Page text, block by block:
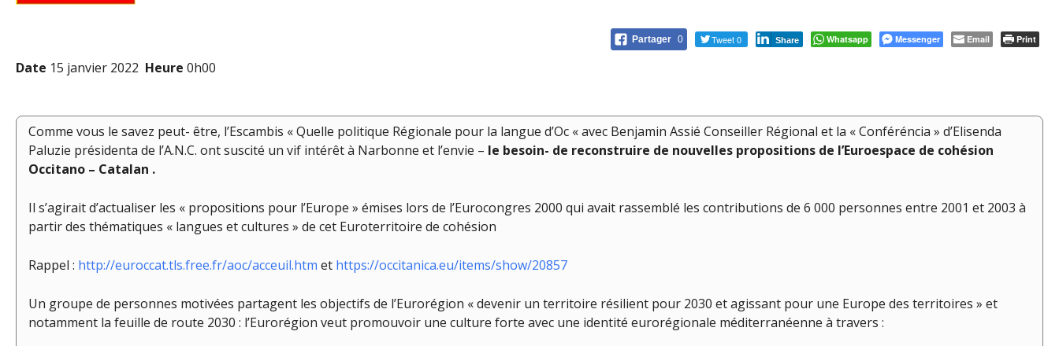
Partager 0 Tweet 0 Share Whatsapp Messenger Email Print
Date 15 janvier 2022 Heure 0h00
Comme vous le savez peut- être, l’Escambis « Quelle politique Régionale pour la langue d’Oc « avec Benjamin Assié Conseiller Régional et la « Conféréncia » d’Elisenda
Paluzie présidenta de l’A.N.C. ont suscité un vif intérêt à Narbonne et l’envie – le besoin- de reconstruire de nouvelles propositions de l’Euroespace de cohésion
Occitano – Catalan .
Il s’agirait d’actualiser les « propositions pour l’Europe » émises lors de l’Eurocongres 2000 qui avait rassemblé les contributions de 6 000 personnes entre 2001 et 2003 à
partir des thématiques « langues et cultures » de cet Euroterritoire de cohésion
Rappel : http://euroccat.tls.free.fr/aoc/acceuil.htm et https://occitanica.eu/items/show/20857
Un groupe de personnes motivées partagent les objectifs de l’Eurorégion « devenir un territoire résilient pour 2030 et agissant pour une Europe des territoires » et
notamment la feuille de route 2030 : l’Eurorégion veut promouvoir une culture forte avec une identité eurorégionale méditerranéenne à travers :